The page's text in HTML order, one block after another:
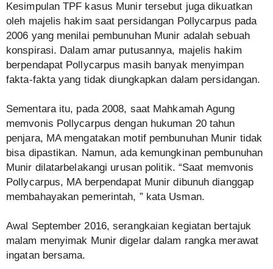
Kesimpulan TPF kasus Munir tersebut juga dikuatkan
oleh majelis hakim saat persidangan Pollycarpus pada
2006 yang menilai pembunuhan Munir adalah sebuah
konspirasi. Dalam amar putusannya, majelis hakim
berpendapat Pollycarpus masih banyak menyimpan
fakta-fakta yang tidak diungkapkan dalam persidangan.
Sementara itu, pada 2008, saat Mahkamah Agung
memvonis Pollycarpus dengan hukuman 20 tahun
penjara, MA mengatakan motif pembunuhan Munir tidak
bisa dipastikan. Namun, ada kemungkinan pembunuhan
Munir dilatarbelakangi urusan politik. “Saat memvonis
Pollycarpus, MA berpendapat Munir dibunuh dianggap
membahayakan pemerintah, ” kata Usman.
Awal September 2016, serangkaian kegiatan bertajuk
malam menyimak Munir digelar dalam rangka merawat
ingatan bersama.